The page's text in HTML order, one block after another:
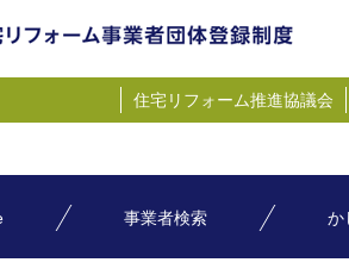
住宅リフォーム推進協議会
事業者検索 か